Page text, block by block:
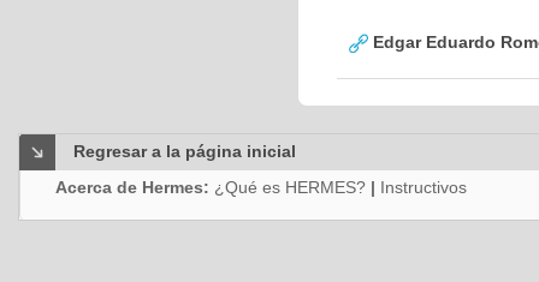
Edgar Eduardo
Regresar a la página inicial
Acerca de Hermes: ¿Qué es HERMES? | Instructivos